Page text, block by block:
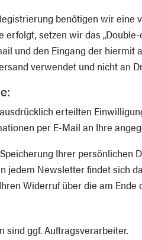
benötigen wir eine
erfolgt, setzen wir das
und den Eingang der
verwendet und nicht an
erteilten
per E-Mail an Ihre
Ihrer persönlichen
jedem Newsletter findet sich
Widerruf über die am
sind ggf. Auftragsverarbeiter.